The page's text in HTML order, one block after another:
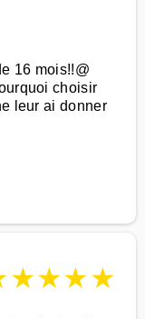
16 mois!!@
choisir
leur ai donner
★★★★